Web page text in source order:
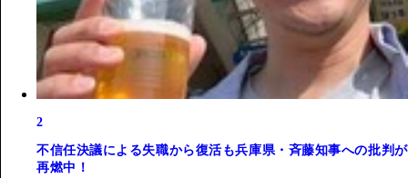
2
不信任決議による失職から復活も兵庫県・斉藤知事への批判が
再燃中！